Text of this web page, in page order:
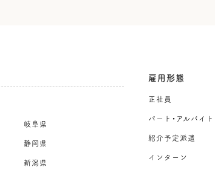
岐阜県
静岡県
新潟県
雇用形態
正社員
パート・アルバイト
紹介予定派遣
インターン